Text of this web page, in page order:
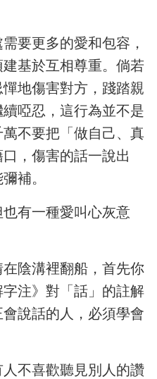
要更多的愛和包容，
基於互相尊重。倘若
地傷害對方，踐踏親
啞忍，這行為並不是
不要把「做自己、真
，傷害的話一說出
補。
有一種愛叫心灰意
陰溝裡翻船，首先你
注》對「話」的註解
說話的人，必須學會
不喜歡聽見別人的讚